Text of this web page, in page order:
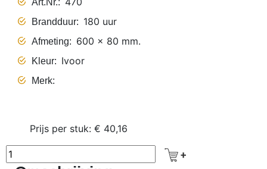
Art.Nr.
Brandduur 180 uur
Afmeting 600 x 80 mm.
Kleur Ivoor
Merk
Prijs per stuk: € 40,16